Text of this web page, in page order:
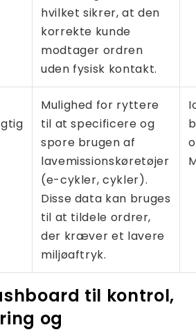
hvilket sikrer, at den
korrekte kunde
modtager ordren
uden fysisk kontakt.
Mulighed for ryttere
til at specificere og
spore brugen af ​​
lavemissionskøretøjer
(e-cykler, cykler).
Disse data kan bruges
til at tildele ordrer,
der kræver et lavere
miljøaftryk.
til kontrol,
og